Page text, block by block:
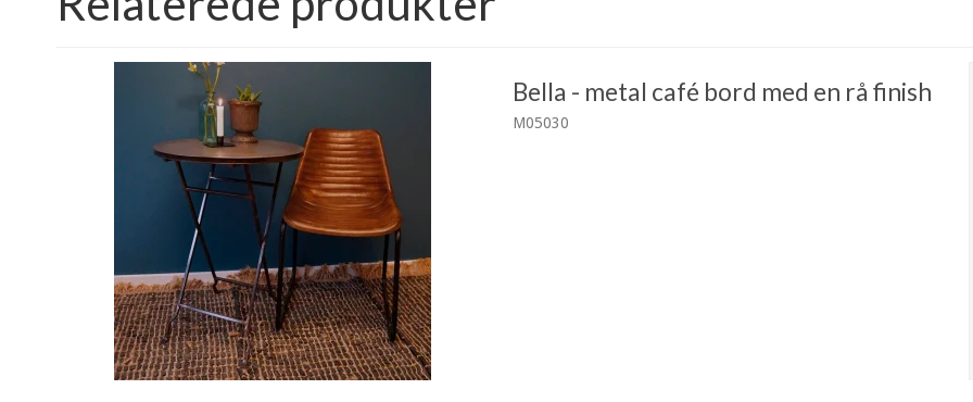
Bella - metal café bord med en rå finish
M05030